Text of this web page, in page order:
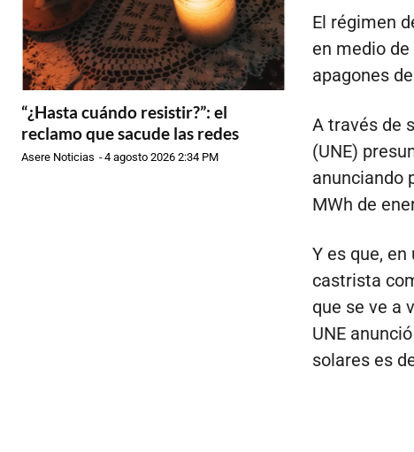
“¿Hasta cuándo resistir?”: el
reclamo que sacude las redes
Asere Noticias -4 agosto 2026 2:34 PM
El régimen
en medio
apagones
A través de
(UNE)
anunciando
MWh de
Y es que,
castrista
que se ve a
UNE
solares es